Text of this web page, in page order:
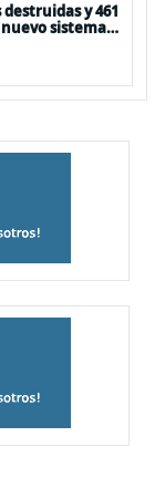
destruidas y 461
sistema